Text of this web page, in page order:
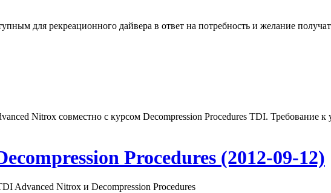
для рекреационного дайвера в ответ на потребность и желание
Nitrox совместно с курсом Decompression Procedures TDI. Требование к
Procedures (2012-09-12)
Advanced Nitrox и Decompression Procedures